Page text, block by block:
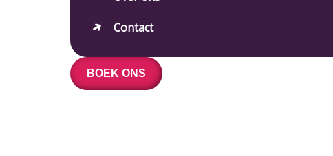
Contact
BOEK ONS